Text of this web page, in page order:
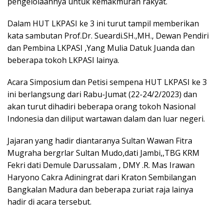
Dalam HUT LKPASI ke 3 ini turut tampil memberikan
kata sambutan Prof.Dr. Sueardi.SH.,MH., Dewan Pendiri
dan Pembina LKPASI ,Yang Mulia Datuk Juanda dan
beberapa tokoh LKPASI lainya.
Acara Simposium dan Petisi sempena HUT LKPASI ke 3
ini berlangsung dari Rabu-Jumat (22-24/2/2023) dan
akan turut dihadiri beberapa orang tokoh Nasional
Indonesia dan diliput wartawan dalam dan luar negeri.
Jajaran yang hadir diantaranya Sultan Wawan Fitra
Mugraha bergrlar Sultan Mudo,dati Jambi,,TBG KRM
Fekri dati Demule Darussalam , DMY .R. Mas Irawan
Haryono Cakra Adiningrat dari Kraton Sembilangan
Bangkalan Madura dan beberapa zuriat raja lainya
hadir di acara tersebut.